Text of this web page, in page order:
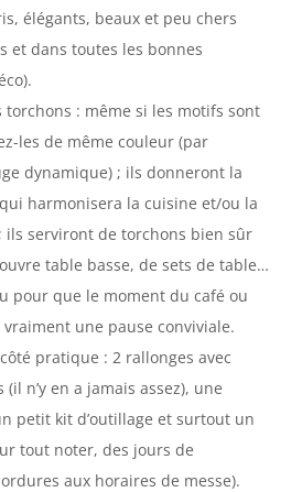
élégants, beaux et peu chers
et dans toutes les bonnes
torchons : même si les motifs sont
les de même couleur (par
dynamique) ; ils donneront la
harmonisera la cuisine et/ou la
ils serviront de torchons bien sûr
table basse, de sets de table…
pour que le moment du café ou
une pause conviviale.
pratique : 2 rallonges avec
n’y en a jamais assez), une
petit kit d’outillage et surtout un
tout noter, des jours de
aux horaires de messe).